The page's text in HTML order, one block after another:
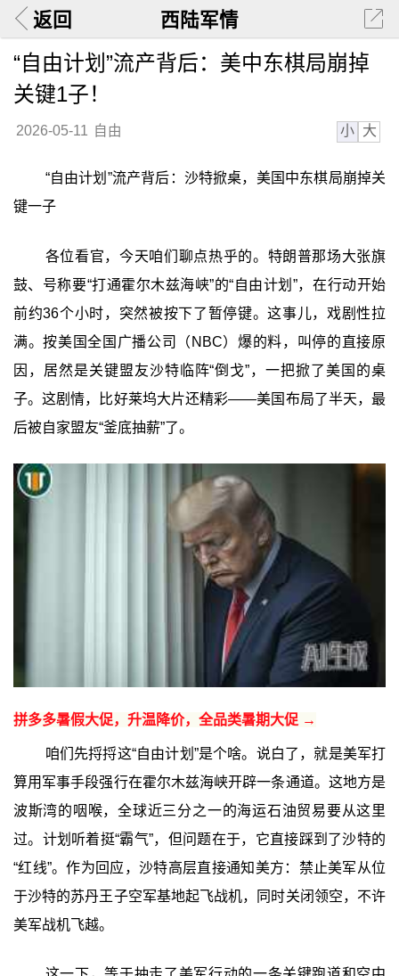
返回 西陆军情
“自由计划”流产背后：美中东棋局崩掉
关键1子！
2026-05-11 自由 小 大
“自由计划”流产背后：沙特掀桌，美国中东棋局崩掉关
键一子
各位看官，今天咱们聊点热乎的。特朗普那场大张旗
鼓、号称要“打通霍尔木兹海峡”的“自由计划”，在行动开始
前约36个小时，突然被按下了暂停键。这事儿，戏剧性拉
满。按美国全国广播公司（NBC）爆的料，叫停的直接原
因，居然是关键盟友沙特临阵“倒戈”，一把掀了美国的桌
子。这剧情，比好莱坞大片还精彩——美国布局了半天，最
后被自家盟友“釜底抽薪”了。
拼多多暑假大促，升温降价，全品类暑期大促 →
咱们先捋捋这“自由计划”是个啥。说白了，就是美军打
算用军事手段强行在霍尔木兹海峡开辟一条通道。这地方是
波斯湾的咽喉，全球近三分之一的海运石油贸易要从这里
过。计划听着挺“霸气”，但问题在于，它直接踩到了沙特的
“红线”。作为回应，沙特高层直接通知美方：禁止美军从位
于沙特的苏丹王子空军基地起飞战机，同时关闭领空，不许
美军战机飞越。